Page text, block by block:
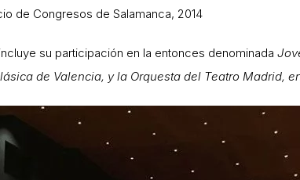
de Congresos de Salamanca, 2014
incluye su participación en la entonces denominada
de Valencia, y la Orquesta del Teatro Madrid,